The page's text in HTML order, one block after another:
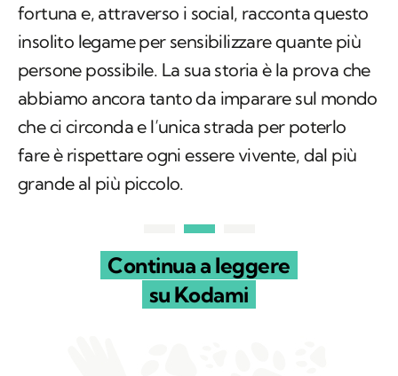
fortuna e, attraverso i social, racconta questo
insolito legame per sensibilizzare quante più
persone possibile. La sua storia è la prova che
abbiamo ancora tanto da imparare sul mondo
che ci circonda e l’unica strada per poterlo
fare è rispettare ogni essere vivente, dal più
grande al più piccolo.
Continua a leggere
su Kodami